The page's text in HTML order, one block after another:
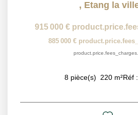
, Etang la
915 000 €
885 000 €
8 pièce(s) 220 m²Réf :